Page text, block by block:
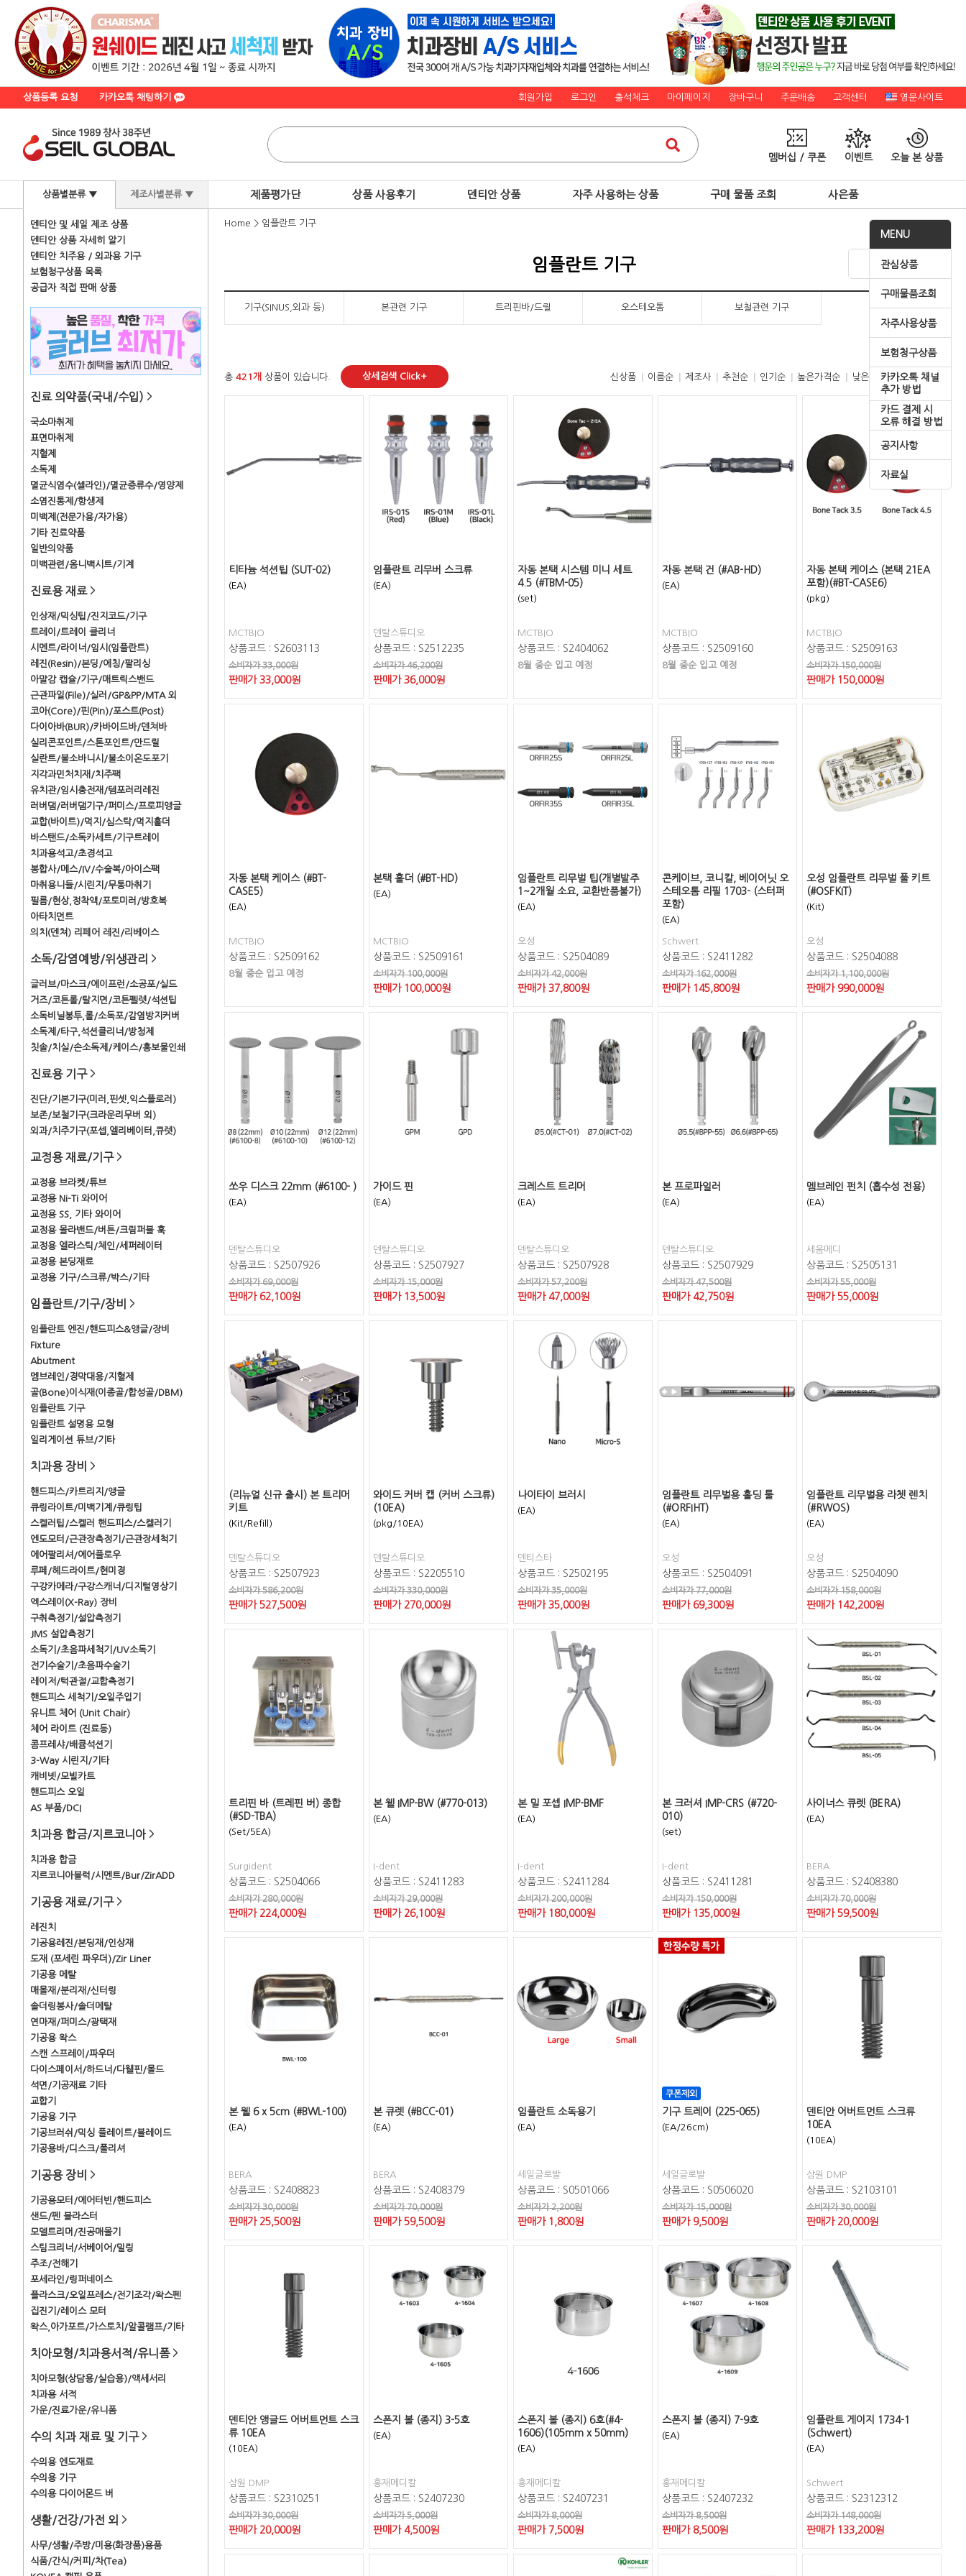
상품등록 요청 카카오톡 채팅하기 회원가입 로그인 출석체크 마이페이지 장바구니 주문배송 고객센터 영문사이트
멤버십 / 쿠폰 이벤트 오늘 본 상품
상품별분류 ▼ 제조사별분류 ▼
덴티안 및 세일 제조 상품
덴티안 상품 자세히 알기
덴티안 치주용 / 외과용 기구
보험청구상품 목록
공급자 직접 판매 상품
진료 의약품(국내/수입) >
국소마취제
표면마취제
지혈제
소독제
멸균식염수(셀라인)/멸균증류수/영양제
소염진통제/항생제
미백제(전문가용/자가용)
기타 진료약품
일반의약품
미백관련/옴니백시트/기계
진료용 재료 >
인상재/믹싱팁/진지코드/기구
트레이/트레이 클리너
시멘트/라이너/임시(임플란트)
레진(Resin)/본딩/에칭/팔리싱
아말감 캡슐/기구/매트릭스밴드
근관파일(File)/실러/GP&PP/MTA 외
코아(Core)/핀(Pin)/포스트(Post)
다이아바(BUR)/카바이드바/덴쳐바
실리콘포인트/스톤포인트/만드릴
실란트/불소바니시/불소이온도포기
지각과민처치재/치주팩
유치관/임시충전재/템포러리레진
러버댐/러버댐기구/퍼미스/프로피앵글
교합(바이트)/먹지/심스탁/먹지홀더
바스탠드/소독카세트/기구트레이
치과용석고/초경석고
봉합사/메스/IV/수술복/아이스팩
마취용니들/시린지/무통마취기
필름/현상,정착액/포토미러/방호복
아타치먼트
의치(덴쳐) 리페어 레진/리베이스
소독/감염예방/위생관리 >
글러브/마스크/에이프런/소공포/실드
거즈/코튼롤/탈지면/코튼펠렛/석션팁
소독비닐봉투,롤/소독포/감염방지커버
소독제/타구,석션클리너/방청제
칫솔/치실/손소독제/케이스/홍보물인쇄
진료용 기구 >
진단/기본기구(미러,핀셋,익스플로러)
보존/보철기구(크라운리무버 외)
외과/치주기구(포셉,엘리베이터,큐렛)
교정용 재료/기구 >
교정용 브라켓/튜브
교정용 Ni-Ti 와이어
교정용 SS, 기타 와이어
교정용 몰라밴드/버튼/크림퍼블 훅
교정용 엘라스틱/체인/세퍼레이터
교정용 본딩재료
교정용 기구/스크류/박스/기타
임플란트/기구/장비 >
임플란트 엔진/핸드피스&앵글/장비
Fixture
Abutment
멤브레인/경막대용/지혈제
골(Bone)이식재(이종골/합성골/DBM)
임플란트 기구
임플란트 설명용 모형
일리게이션 튜브/기타
치과용 장비 >
핸드피스/카트리지/앵글
큐링라이트/미백기계/큐링팁
스켈러팁/스켈러 핸드피스/스켈러기
엔도모터/근관장측정기/근관장세척기
에어팔리셔/에어플로우
루페/헤드라이트/현미경
구강카메라/구강스캐너/디지털영상기
엑스레이(X-Ray) 장비
구취측정기/설압측정기
JMS 설압측정기
소독기/초음파세척기/UV소독기
전기수술기/초음파수술기
레이저/턱관절/교합측정기
핸드피스 세척기/오일주입기
유니트 체어 (Unit Chair)
체어 라이트 (진료등)
콤프레샤/배큠석션기
3-Way 시린지/기타
캐비넷/모빌카트
핸드피스 오일
AS 부품/DCI
치과용 합금/지르코니아 >
치과용 합금
지르코니아블럭/시멘트/Bur/ZirADD
기공용 재료/기구 >
레진치
기공용레진/본딩재/인상재
도재 (포세린 파우더)/Zir Liner
기공용 메탈
매몰재/분리재/신터링
솔더링봉사/솔더메탈
연마재/퍼미스/광택재
기공용 왁스
스캔 스프레이/파우더
다이스페이서/하드너/다웰핀/몰드
석면/기공재료 기타
교합기
기공용 기구
기공브러쉬/믹싱 플레이트/블레이드
기공용바/디스크/폴리셔
기공용 장비 >
기공용모터/에어터빈/핸드피스
샌드/펜 블라스터
모델트리머/진공매몰기
스팀크리너/서베이어/밀링
주조/전해기
포세라인/링퍼네이스
플라스크/오일프레스/전기조각/왁스펜
집진기/레이스 모터
왁스,아가포트/가스토치/알콜램프/기타
치아모형/치과용서적/유니폼 >
치아모형(상담용/실습용)/액세서리
치과용 서적
가운/진료가운/유니폼
수의 치과 재료 및 기구 >
수의용 엔도재료
수의용 기구
수의용 다이어몬드 버
생활/건강/가전 외 >
사무/생활/주방/미용(화장품)용품
식품/간식/커피/차(Tea)
제품평가단 상품 사용후기 덴티안 상품 자주 사용하는 상품 구매 물품 조회 사은품
MENU
관심상품
구매물품조회
자주사용상품
보험청구상품
카카오톡 채널
추가 방법
카드 결제 시
오류 해결 방법
공지사항
자료실
Home > 임플란트 기구
임플란트 기구
기구(SINUS,외과 등) 본관련 기구 트리핀바/드릴 오스테오톰 보철관련 기구
총 421개 상품이 있습니다. 상세검색 Click+ 신상품 이름순 제조사 추천순 인기순 높은가격순 낮은가격순
티타늄 석션팁 (SUT-02)
(EA)
MCTBIO
상품코드 : S2603113
소비자가 33,000원
판매가 33,000원
임플란트 리무버 스크류
(EA)
덴탈스튜디오
상품코드 : S2512235
소비자가 46,200원
판매가 36,000원
자동 본택 시스템 미니 세트
4.5 (#TBM-05)
(set)
MCTBIO
상품코드 : S2404062
8월 중순 입고 예정
자동 본택 건 (#AB-HD)
(EA)
MCTBIO
상품코드 : S2509160
8월 중순 입고 예정
자동 본택 케이스 (본택 21EA
포함)(#BT-CASE6)
(pkg)
MCTBIO
상품코드 : S2509163
소비자가 150,000원
판매가 150,000원
자동 본택 케이스 (#BT-
CASE5)
(EA)
MCTBIO
상품코드 : S2509162
8월 중순 입고 예정
본택 홀더 (#BT-HD)
(EA)
MCTBIO
상품코드 : S2509161
소비자가 100,000원
판매가 100,000원
임플란트 리무벌 팁(개별발주
1~2개월 소요, 교환반품불가)
(EA)
오성
상품코드 : S2504089
소비자가 42,000원
판매가 37,800원
콘케이브, 코니칼, 베이어닛 오
스테오톰 리필 1703- (스터퍼
포함)
(EA)
Schwert
상품코드 : S2411282
소비자가 162,000원
판매가 145,800원
오성 임플란트 리무벌 풀 키트
(#OSFKIT)
(Kit)
오성
상품코드 : S2504088
소비자가 1,100,000원
판매가 990,000원
쏘우 디스크 22mm (#6100- )
(EA)
덴탈스튜디오
상품코드 : S2507926
소비자가 69,000원
판매가 62,100원
가이드 핀
(EA)
덴탈스튜디오
상품코드 : S2507927
소비자가 15,000원
판매가 13,500원
크레스트 트리머
(EA)
덴탈스튜디오
상품코드 : S2507928
소비자가 57,200원
판매가 47,000원
본 프로파일러
(EA)
덴탈스튜디오
상품코드 : S2507929
소비자가 47,500원
판매가 42,750원
멤브레인 펀치 (흡수성 전용)
(EA)
세움메디
상품코드 : S2505131
소비자가 55,000원
판매가 55,000원
(리뉴얼 신규 출시) 본 트리머
키트
(Kit/Refill)
덴탈스튜디오
상품코드 : S2507923
소비자가 586,200원
판매가 527,500원
와이드 커버 캡 (커버 스크류)
(10EA)
(pkg/10EA)
덴탈스튜디오
상품코드 : S2205510
소비자가 330,000원
판매가 270,000원
나이타이 브러시
(EA)
덴티스타
상품코드 : S2502195
소비자가 35,000원
판매가 35,000원
임플란트 리무벌용 홀딩 툴
(#ORFIHT)
(EA)
오성
상품코드 : S2504091
소비자가 77,000원
판매가 69,300원
임플란트 리무벌용 라쳇 렌치
(#RWOS)
(EA)
오성
상품코드 : S2504090
소비자가 158,000원
판매가 142,200원
트리핀 바 (트레핀 버) 종합
(#SD-TBA)
(Set/5EA)
Surgident
상품코드 : S2504066
소비자가 280,000원
판매가 224,000원
본 웰 IMP-BW (#770-013)
(EA)
I-dent
상품코드 : S2411283
소비자가 29,000원
판매가 26,100원
본 밀 포셉 IMP-BMF
(EA)
I-dent
상품코드 : S2411284
소비자가 200,000원
판매가 180,000원
본 크러셔 IMP-CRS (#720-
010)
(set)
I-dent
상품코드 : S2411281
소비자가 150,000원
판매가 135,000원
사이너스 큐렛 (BERA)
(EA)
BERA
상품코드 : S2408380
소비자가 70,000원
판매가 59,500원
본 웰 6 x 5cm (#BWL-100)
(EA)
BERA
상품코드 : S2408823
소비자가 30,000원
판매가 25,500원
본 큐렛 (#BCC-01)
(EA)
BERA
상품코드 : S2408379
소비자가 70,000원
판매가 59,500원
임플란트 소독용기
(EA)
세일글로발
상품코드 : S0501066
소비자가 2,200원
판매가 1,800원
기구 트레이 (225-065)
(EA/26cm)
세일글로발
상품코드 : S0506020
소비자가 15,000원
판매가 9,500원
덴티안 어버트먼트 스크류
10EA
(10EA)
삼원 DMP
상품코드 : S2103101
소비자가 30,000원
판매가 20,000원
덴티안 앵글드 어버트먼트 스크
류 10EA
(10EA)
삼원 DMP
상품코드 : S2310251
소비자가 30,000원
판매가 20,000원
스폰지 볼 (종지) 3-5호
(EA)
홍재메디칼
상품코드 : S2407230
소비자가 5,000원
판매가 4,500원
스폰지 볼 (종지) 6호(#4-
1606)(105mm x 50mm)
(EA)
홍재메디칼
상품코드 : S2407231
소비자가 8,000원
판매가 7,500원
스폰지 볼 (종지) 7-9호
(EA)
홍재메디칼
상품코드 : S2407232
소비자가 8,500원
판매가 8,500원
임플란트 게이지 1734-1
(Schwert)
(EA)
Schwert
상품코드 : S2312312
소비자가 148,000원
판매가 133,200원